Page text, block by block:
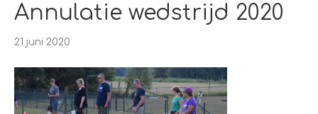
Annulatie wedstrijd 2020
21 juni 2020